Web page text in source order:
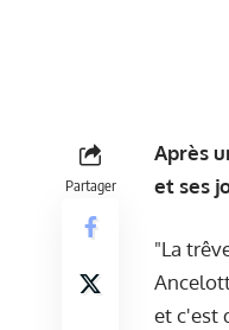
Partager
Après
et ses
"La
et c'est